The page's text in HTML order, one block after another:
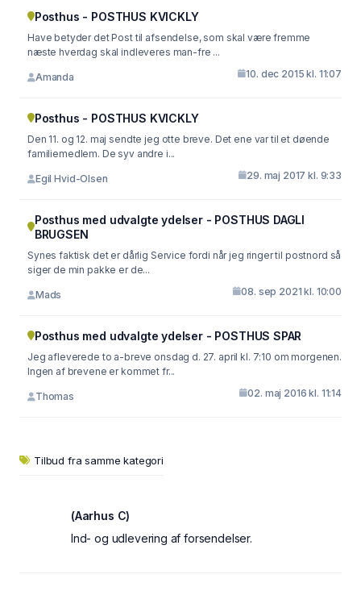
Posthus - POSTHUS KVICKLY
Have betyder det Post til afsendelse, som skal være fremme
næste hverdag skal indleveres man-fre ...
Amanda 10. dec 2015 kl. 11:07
Posthus - POSTHUS KVICKLY
Den 11. og 12. maj sendte jeg otte breve. Det ene var til et døende
familiemedlem. De syv andre i...
Egil Hvid-Olsen 29. maj 2017 kl. 9:33
Posthus med udvalgte ydelser - POSTHUS DAGLI
BRUGSEN
Synes faktisk det er dårlig Service fordi når jeg ringer til postnord så
siger de min pakke er de...
Mads 08. sep 2021 kl. 10:00
Posthus med udvalgte ydelser - POSTHUS SPAR
Jeg afleverede to a-breve onsdag d. 27. april kl. 7:10 om morgenen.
Ingen af brevene er kommet fr...
Thomas 02. maj 2016 kl. 11:14
Tilbud fra samme kategori
(Aarhus C)
Ind- og udlevering af forsendelser.